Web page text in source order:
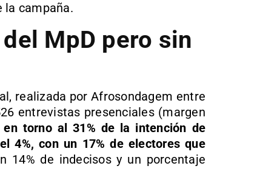
la campaña.
MpD pero sin
realizada por Afrosondagem entre
entrevistas presenciales (margen
torno al 31% de la intención de
4%, con un 17% de electores que
14% de indecisos y un porcentaje